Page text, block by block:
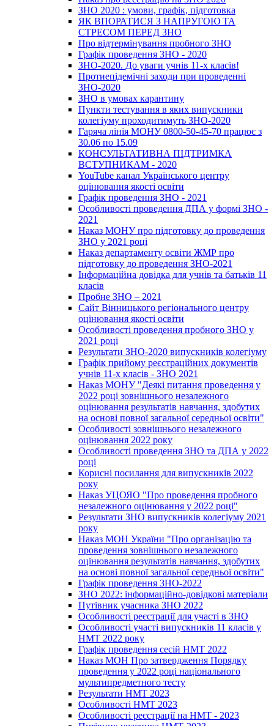
ЗНО 2020 : умови, графік, підготовка
ЯК ВПОРАТИСЯ З НАПРУГОЮ ТА
СТРЕСОМ ПЕРЕД ЗНО
Про відтермінування пробного ЗНО
Графік проведення ЗНО - 2020
ЗНО-2020. До уваги учнів 11-х класів!
Протиепідемічні заходи при проведенні
ЗНО-2020
ЗНО в умовах карантину
Пункти тестування в яких випускники
колегіуму проходитимуть ЗНО-2020
Гаряча лінія МОНУ 0800-50-45-70 працює з
30.06 по 15.09
КОНСУЛЬТАТИВНА ПІДТРИМКА
ВСТУПНИКАМ - 2020
YouTube канал Українського центру
оцінювання якості освіти
Графік проведення ЗНО - 2021
Особливості проведення ДПА у формі ЗНО -
2021
Наказ МОНУ про підготовку до проведення
ЗНО у 2021 році
Наказ департаменту освіти ЖМР про
підготовку до проведення ЗНО-2021
Інформаційна довідка для учнів та батьків 11
класів
Пробне ЗНО – 2021
Сайт Вінницького регіонального центру
оцінювання якості освіти
Особливості проведення пробного ЗНО у
2021 році
Результати ЗНО-2020 випускників колегіуму
Графік прийому реєстраційних документів
учнів 11-х класів - ЗНО 2021
Наказ МОНУ "Деякі питання проведення у
2022 році зовнішнього незалежного
оцінювання результатів навчання, здобутих
на основі повної загальної середньої освіти"
Особливості зовнішнього незалежного
оцінювання 2022 року
Особливості проведення ЗНО та ДПА у 2022
році
Корисні посилання для випускників 2022
року
Наказ УЦОЯО "Про проведення пробного
незалежного оцінювання у 2022 році"
Результати ЗНО випускників колегіуму 2021
року
Наказ МОН України "Про організацію та
проведення зовнішнього незалежного
оцінювання результатів навчання, здобутих
на основі повної загальної середньої освіти"
Графік проведення ЗНО-2022
ЗНО 2022: інформаційно-довідкові матеріали
Путівник учасника ЗНО 2022
Особливості реєстрації для участі в ЗНО
Особливості участі випускників 11 класів у
НМТ 2022 року
Графік проведення сесій НМТ 2022
Наказ МОН Про затвердження Порядку
проведення у 2022 році національного
мультипредметного тесту
Результати НМТ 2023
Особливості НМТ 2023
Особливості реєстрації на НМТ - 2023